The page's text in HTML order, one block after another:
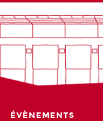
ÉVÈNEMENTS